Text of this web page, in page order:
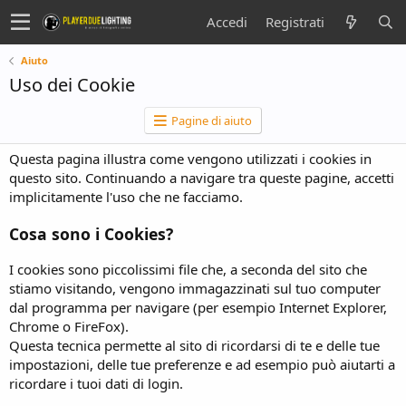
Accedi Registrati
Aiuto
Uso dei Cookie
Pagine di aiuto
Questa pagina illustra come vengono utilizzati i cookies in
questo sito. Continuando a navigare tra queste pagine, accetti
implicitamente l'uso che ne facciamo.
Cosa sono i Cookies?
I cookies sono piccolissimi file che, a seconda del sito che
stiamo visitando, vengono immagazzinati sul tuo computer
dal programma per navigare (per esempio Internet Explorer,
Chrome o FireFox).
Questa tecnica permette al sito di ricordarsi di te e delle tue
impostazioni, delle tue preferenze e ad esempio può aiutarti a
ricordare i tuoi dati di login.